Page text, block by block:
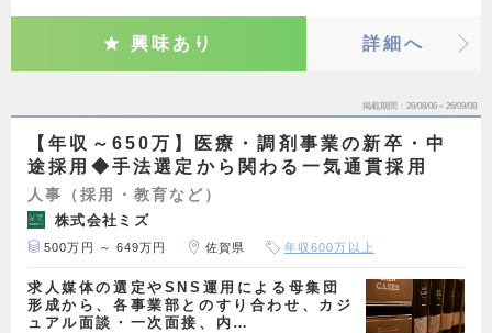
興味あり 詳細へ
掲載期間 26/08/06～26/09/08
【年収～650万】医療・調剤事業の新卒・中
途採用◆手法選定から関わる一気通貫採用
人事（採用・教育など）
株式会社ミズ
500万円 ～ 649万円 佐賀県 年収600万以上
求人媒体の選定やSNS運用による母集団
形成から、各事業部とのすり合わせ、カジ
ュアル面談・一次面接、内…